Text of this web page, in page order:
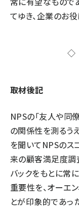
てゆき、企業のお
取材後記
NPSの「友人や同
の関係性を測るう
を聞いてNPSのス
来の顧客満足度調
バックをもとに常
重要性を、オーエ
とが印象的であっ